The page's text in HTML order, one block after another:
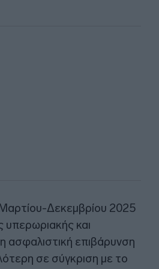
Μαρτίου-Δεκεμβρίου 2025
υπερωριακής και
ασφαλιστική επιβάρυνση
σε σύγκριση με το